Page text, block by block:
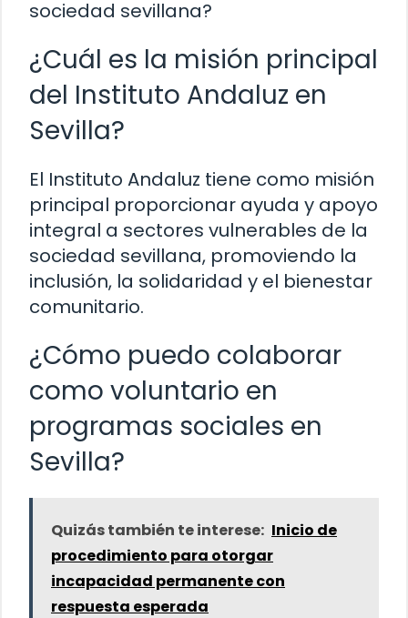
sociedad sevillana?
¿Cuál es la misión principal
del Instituto Andaluz en
Sevilla?
El Instituto Andaluz tiene como misión
principal proporcionar ayuda y apoyo
integral a sectores vulnerables de la
sociedad sevillana, promoviendo la
inclusión, la solidaridad y el bienestar
comunitario.
¿Cómo puedo colaborar
como voluntario en
programas sociales en
Sevilla?
Quizás también te interese: Inicio de
procedimiento para otorgar
incapacidad permanente con
respuesta esperada